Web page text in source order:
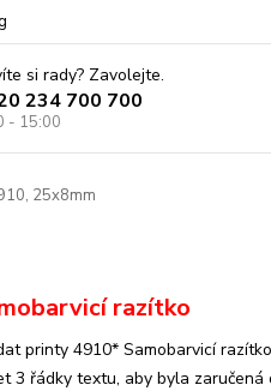
si rady? Zavolejte.
234 700 700
- 15:00
25x8mm
razítko
printy 4910* Samobarvicí
3 řádky textu, aby byla